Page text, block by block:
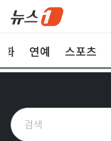
화 연예 스포츠